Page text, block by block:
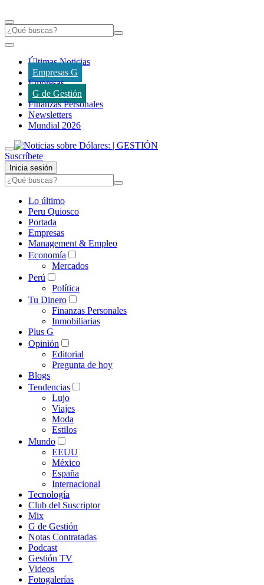
Últimas Noticias
Empresas G
Empresas
G de Gestión
Finanzas Personales
Newsletters
Mundial 2026
Suscríbete
Inicia sesión
Lo último
Peru Quiosco
Portada
Empresas
Management & Empleo
Economía
Mercados
Perú
Política
Tu Dinero
Finanzas Personales
Inmobiliarias
Plus G
Opinión
Editorial
Pregunta de hoy
Blogs
Tendencias
Lujo
Viajes
Moda
Estilos
Mundo
EEUU
México
España
Internacional
Tecnología
Club del Suscriptor
Mix
G de Gestión
Notas Contratadas
Podcast
Gestión TV
Videos
Fotogalerías